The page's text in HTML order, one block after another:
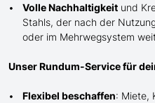
Volle Nachhaltigkeit und
Stahls, der nach der
oder im Mehrwegsystem
Unser Rundum-Service für
Flexibel beschaffen: Miete,